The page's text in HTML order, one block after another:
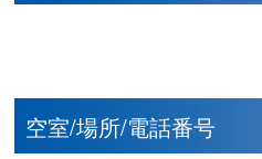
空室/場所/電話番号